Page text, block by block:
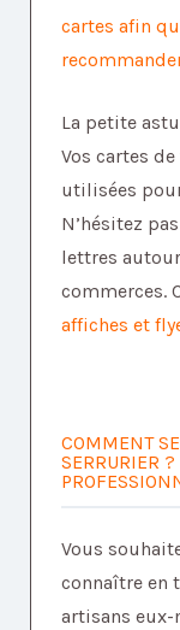
cartes afin
La petite
Vos cartes
utilisées
N’hésitez
lettres
commerces.
affiches et
COMMENT
SERRURIER ?
Vous
connaître en
artisans eux-